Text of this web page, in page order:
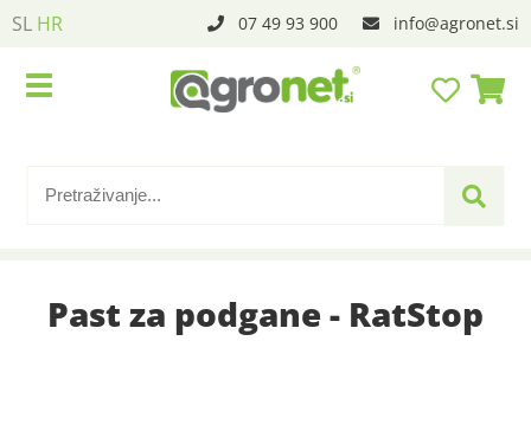
SL HR 07 49 93 900 info agronet.si
Past za podgane - RatStop